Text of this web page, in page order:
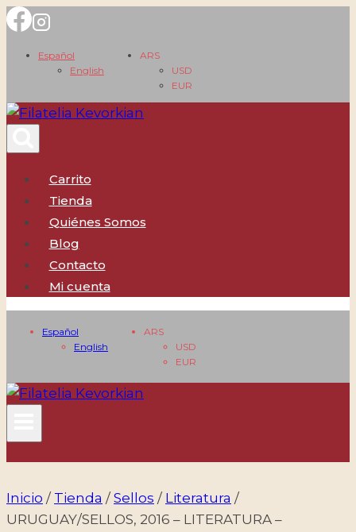
Saltar
contenido
Español
English
ARS
USD
EUR
Carrito
Tienda
Quiénes Somos
Blog
Contacto
Mi cuenta
Español
English
ARS
USD
EUR
Inicio / Tienda / Sellos / Literatura /
URUGUAY/SELLOS, 2016 – LITERATURA –